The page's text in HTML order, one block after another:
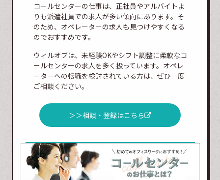
コールセンターの仕事は、正社員やアルバイトよ
りも派遣社員での求人が多い傾向にあります。そ
のため、オペレーターの求人も見つけやすくなる
のでおすすめです。
ウィルオブは、未経験OKやシフト調整に柔軟なコ
ールセンターの求人を多く扱っています。オペレ
ーターへの転職を検討されている方は、ぜひ一度
ご相談ください。
＞＞相談・登録はこちら